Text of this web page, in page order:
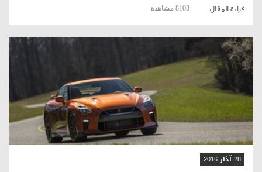
قراءة المقال 8103 مشاهدة
قراءة المقال
28 آذار 2016